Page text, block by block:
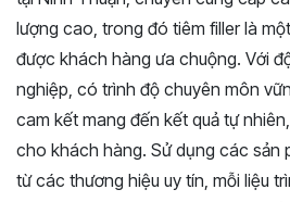
lượng cao, trong đó tiêm filler là
được khách hàng ưa chuộng. Với
nghiệp, có trình độ chuyên môn
cam kết mang đến kết quả tự
cho khách hàng. Sử dụng các sản
từ các thương hiệu uy tín, mỗi liệu